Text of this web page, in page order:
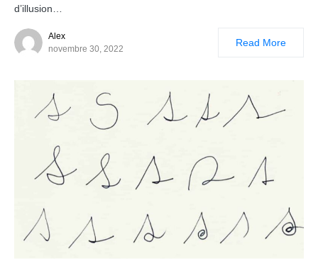
d’illusion…
Alex
novembre 30, 2022
Read More